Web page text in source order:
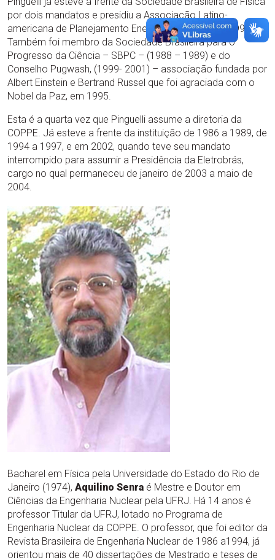
por dois mandatos e presidiu a Associação Latino-
americana de Planejamento Energético, de 1994 a 1998.
Também foi membro da Sociedade Brasileira para o
Progresso da Ciência – SBPC – (1988 – 1989) e do
Conselho Pugwash, (1999- 2001) – associação fundada por
Albert Einstein e Bertrand Russel que foi agraciada com o
Nobel da Paz, em 1995.
Esta é a quarta vez que Pinguelli assume a diretoria da
COPPE. Já esteve a frente da instituição de 1986 a 1989, de
1994 a 1997, e em 2002, quando teve seu mandato
interrompido para assumir a Presidência da Eletrobrás,
cargo no qual permaneceu de janeiro de 2003 a maio de
2004.
Bacharel em Física pela Universidade do Estado do Rio de
Janeiro (1974), Aquilino Senra é Mestre e Doutor em
Ciências da Engenharia Nuclear pela UFRJ. Há 14 anos é
professor Titular da UFRJ, lotado no Programa de
Engenharia Nuclear da COPPE. O professor, que foi editor da
Revista Brasileira de Engenharia Nuclear de 1986 a1994, já
orientou mais de 40 dissertações de Mestrado e teses de